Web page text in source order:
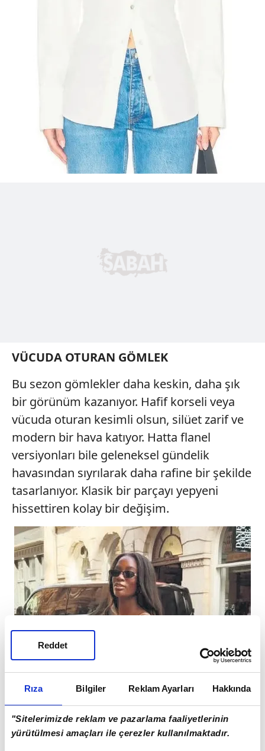
Rıza Bilgiler Reklam Ayarları Hakkında
"Sitelerimizde reklam ve pazarlama faaliyetlerinin
yürütülmesi amaçları ile çerezler kullanılmaktadır.
Reddet
VÜCUDA OTURAN GÖMLEK
Bu sezon gömlekler daha keskin, daha şık
bir görünüm kazanıyor. Hafif korseli veya
vücuda oturan kesimli olsun, silüet zarif ve
modern bir hava katıyor. Hatta flanel
versiyonları bile geleneksel gündelik
havasından sıyrılarak daha rafine bir şekilde
tasarlanıyor. Klasik bir parçayı yepyeni
hissettiren kolay bir değişim.